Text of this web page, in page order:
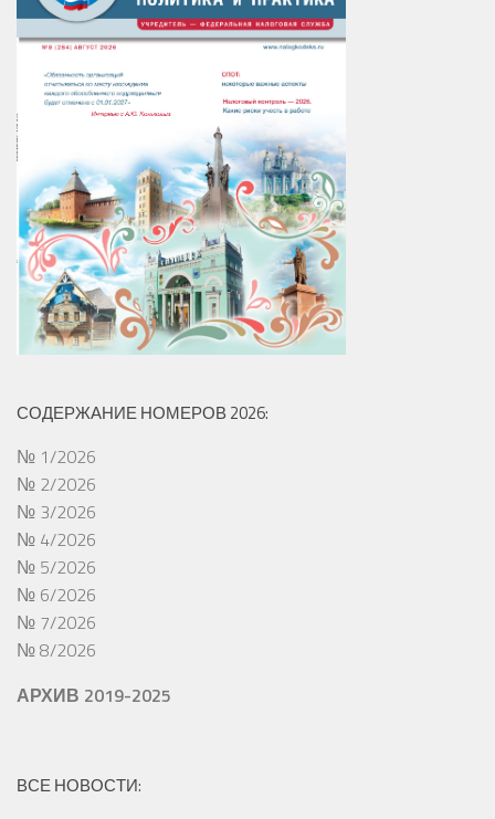
СОДЕРЖАНИЕ НОМЕРОВ 2026:
№ 1/2026
№ 2/2026
№ 3/2026
№ 4/2026
№ 5/2026
№ 6/2026
№ 7/2026
№ 8/2026
АРХИВ 2019-2025
ВСЕ НОВОСТИ: